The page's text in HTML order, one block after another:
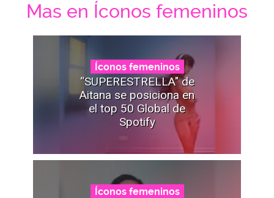
Mas en Íconos femeninos
Íconos femeninos
“SUPERESTRELLA" de
Aitana se posiciona en
el top 50 Global de
Spotify
Íconos femeninos